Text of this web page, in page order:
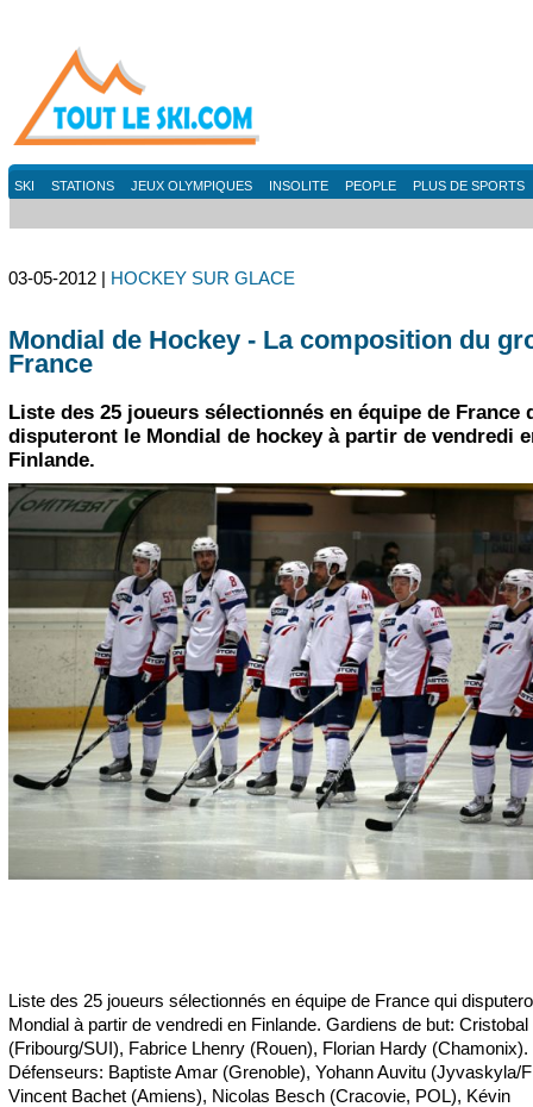
SKI STATIONS JEUX OLYMPIQUES INSOLITE PEOPLE PLUS DE SPORTS
03-05-2012 | HOCKEY SUR GLACE
Mondial de Hockey - La composition du
France
Liste des 25 joueurs sélectionnés en équipe de France
disputeront le Mondial de hockey à partir de vendredi
Finlande.
Liste des 25 joueurs sélectionnés en équipe de France qui
Mondial à partir de vendredi en Finlande. Gardiens de but: Cristobal
(Fribourg/SUI), Fabrice Lhenry (Rouen), Florian Hardy (Chamonix).
Défenseurs: Baptiste Amar (Grenoble), Yohann Auvitu (Jyvaskyla/
Vincent Bachet (Amiens), Nicolas Besch (Cracovie, POL), Kévin